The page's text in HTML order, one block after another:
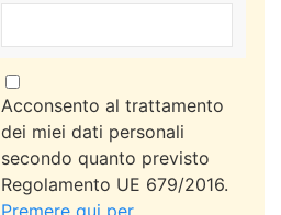
Acconsento al trattamento
dei miei dati personali
secondo quanto previsto
Regolamento UE 679/2016.
Premere qui per